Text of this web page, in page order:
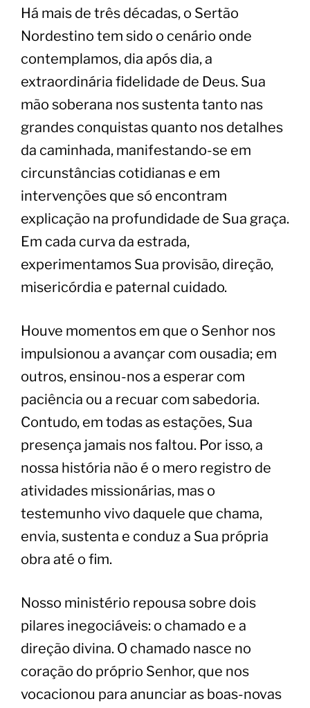
Há mais de três décadas, o Sertão
Nordestino tem sido o cenário onde
contemplamos, dia após dia, a
extraordinária fidelidade de Deus. Sua
mão soberana nos sustenta tanto nas
grandes conquistas quanto nos detalhes
da caminhada, manifestando-se em
circunstâncias cotidianas e em
intervenções que só encontram
explicação na profundidade de Sua graça.
Em cada curva da estrada,
experimentamos Sua provisão, direção,
misericórdia e paternal cuidado.
​Houve momentos em que o Senhor nos
impulsionou a avançar com ousadia; em
outros, ensinou-nos a esperar com
paciência ou a recuar com sabedoria.
Contudo, em todas as estações, Sua
presença jamais nos faltou. Por isso, a
nossa história não é o mero registro de
atividades missionárias, mas o
testemunho vivo daquele que chama,
envia, sustenta e conduz a Sua própria
obra até o fim.
​Nosso ministério repousa sobre dois
pilares inegociáveis: o chamado e a
direção divina. O chamado nasce no
coração do próprio Senhor, que nos
vocacionou para anunciar as boas-novas